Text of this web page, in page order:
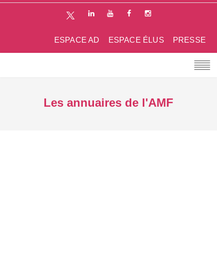
PRESSE
ESPACE ÉLUS
ESPACE AD
Les annuaires de l'AMF